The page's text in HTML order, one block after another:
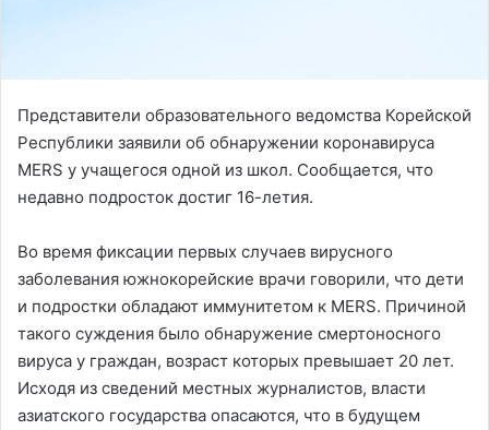
Представители образовательного ведомства Корейской
Республики заявили об обнаружении коронавируса
MERS у учащегося одной из школ. Сообщается, что
недавно подросток достиг 16-летия.
Во время фиксации первых случаев вирусного
заболевания южнокорейские врачи говорили, что дети
и подростки обладают иммунитетом к MERS. Причиной
такого суждения было обнаружение смертоносного
вируса у граждан, возраст которых превышает 20 лет.
Исходя из сведений местных журналистов, власти
азиатского государства опасаются, что в будущем